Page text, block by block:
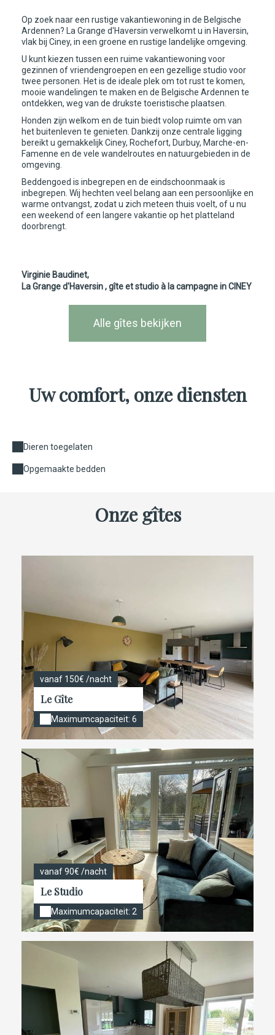
Op zoek naar een rustige vakantiewoning in de Belgische
Ardennen? La Grange d'Haversin verwelkomt u in Haversin,
vlak bij Ciney, in een groene en rustige landelijke omgeving.
U kunt kiezen tussen een ruime vakantiewoning voor
gezinnen of vriendengroepen en een gezellige studio voor
twee personen. Het is de ideale plek om tot rust te komen,
mooie wandelingen te maken en de Belgische Ardennen te
ontdekken, weg van de drukste toeristische plaatsen.
Honden zijn welkom en de tuin biedt volop ruimte om van
het buitenleven te genieten. Dankzij onze centrale ligging
bereikt u gemakkelijk Ciney, Rochefort, Durbuy, Marche-en-
Famenne en de vele wandelroutes en natuurgebieden in de
omgeving.
Beddengoed is inbegrepen en de eindschoonmaak is
inbegrepen. Wij hechten veel belang aan een persoonlijke en
warme ontvangst, zodat u zich meteen thuis voelt, of u nu
een weekend of een langere vakantie op het platteland
doorbrengt.
Virginie Baudinet,
La Grange d'Haversin, gîte et studio à la campagne in CINEY
Alle gîtes bekijken
Uw comfort, onze diensten
Dieren toegelaten
Opgemaakte bedden
Onze gîtes
vanaf 150€ /nacht
Le Gîte
Maximumcapaciteit: 6
vanaf 90€ /nacht
Le Studio
Maximumcapaciteit: 2